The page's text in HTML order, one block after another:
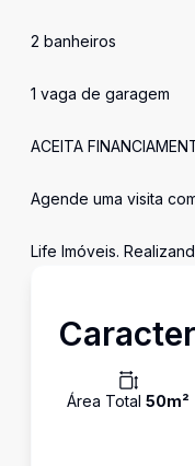
2 banheiros
1 vaga de garagem
ACEITA
Agende uma visita
Life Imóveis.
Área Total 50m²